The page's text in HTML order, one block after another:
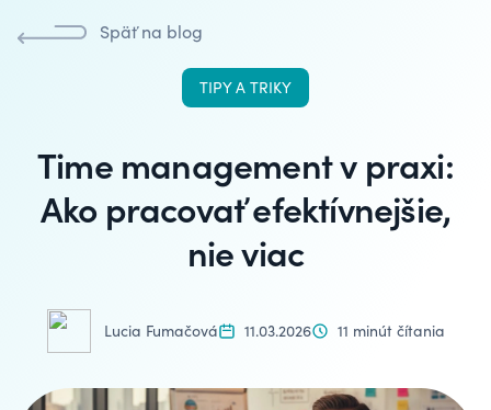
Späť na blog
TIPY A TRIKY
Time management v praxi:
Ako pracovať efektívnejšie,
nie viac
Lucia Fumačová 11.03.2026 11 minút čítania